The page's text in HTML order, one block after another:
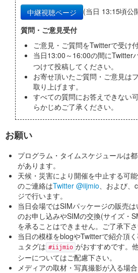
中継視聴ページ
(当日 13:15頃公
質問・ご意見受付
ご意見・ご質問をTwitterで受け付
当日13:00～16:00の間にTwitter
つけて投稿してください。
お寄せ頂いたご質問・ご意見は
取り上げます。
すべての質問にお答えできない
らかじめご了承ください。
お願い
プログラム・タイムスケジュールは
があります。
天候・災害により開催を中止する可
のご連絡はTwitter @iijmio 、および
ジで行います。
当日会場ではSIMパッケージの販売
のお申し込みやSIMの交換(サイズ・
を承ることはできません。ご了承下さ
当日の模様をblogやTwitterで紹介頂
ュタグは #iijmio がおすすめです。
シーについてはご配慮下さい。
メディアの取材・写真撮影が入る場合